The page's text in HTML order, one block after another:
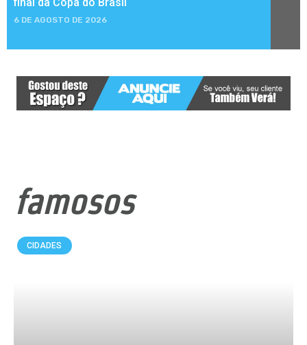
final da Copa do Brasil
6 DE AGOSTO DE 2026
famosos
CIDADES